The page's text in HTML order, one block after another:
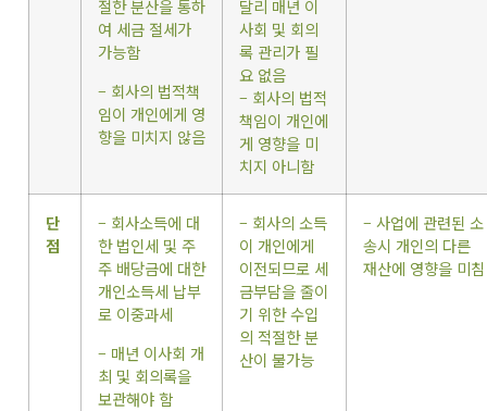
절한 분산을 통하
여 세금 절세가
가능함
– 회사의 법적책
임이 개인에게 영
향을 미치지 않음
달리 매년 이
사회 및 회의
록 관리가 필
요 없음
– 회사의 법적
책임이 개인에
게 영향을 미
치지 아니함
단
점
– 회사소득에 대
한 법인세 및 주
주 배당금에 대한
개인소득세 납부
로 이중과세
– 매년 이사회 개
최 및 회의록을
보관해야 함
– 회사의 소득
이 개인에게
이전되므로 세
금부담을 줄이
기 위한 수입
의 적절한 분
산이 불가능
– 사업에 관련된 소
송시 개인의 다른
재산에 영향을 미침